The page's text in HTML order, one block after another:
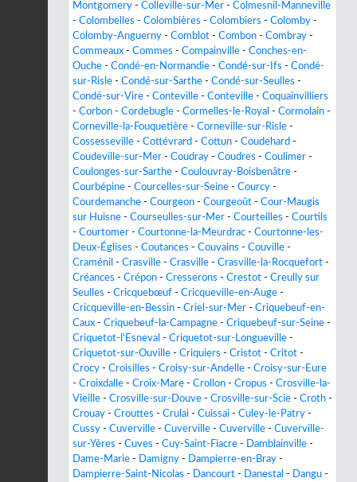
Montgomery - Colleville-sur-Mer - Colmesnil-Manneville
- Colombelles - Colombières - Colombiers - Colomby -
Colomby-Anguerny - Comblot - Combon - Combray -
Commeaux - Commes - Compainville - Conches-en-
Ouche - Condé-en-Normandie - Condé-sur-Ifs - Condé-
sur-Risle - Condé-sur-Sarthe - Condé-sur-Seulles -
Condé-sur-Vire - Conteville - Conteville - Coquainvilliers
- Corbon - Cordebugle - Cormelles-le-Royal - Cormolain -
Corneville-la-Fouquetière - Corneville-sur-Risle -
Cossesseville - Cottévrard - Cottun - Coudehard -
Coudeville-sur-Mer - Coudray - Coudres - Coulimer -
Coulonges-sur-Sarthe - Coulouvray-Boisbenâtre -
Courbépine - Courcelles-sur-Seine - Courcy -
Courdemanche - Courgeon - Courgeoût - Cour-Maugis
sur Huisne - Courseulles-sur-Mer - Courteilles - Courtils
- Courtomer - Courtonne-la-Meurdrac - Courtonne-les-
Deux-Églises - Coutances - Couvains - Couville -
Craménil - Crasville - Crasville - Crasville-la-Rocquefort -
Créances - Crépon - Cresserons - Crestot - Creully sur
Seulles - Cricquebœuf - Cricqueville-en-Auge -
Cricqueville-en-Bessin - Criel-sur-Mer - Criquebeuf-en-
Caux - Criquebeuf-la-Campagne - Criquebeuf-sur-Seine -
Criquetot-l'Esneval - Criquetot-sur-Longueville -
Criquetot-sur-Ouville - Criquiers - Cristot - Critot -
Crocy - Croisilles - Croisy-sur-Andelle - Croisy-sur-Eure
- Croixdalle - Croix-Mare - Crollon - Cropus - Crosville-la-
Vieille - Crosville-sur-Douve - Crosville-sur-Scie - Croth -
Crouay - Crouttes - Crulai - Cuissai - Culey-le-Patry -
Cussy - Cuverville - Cuverville - Cuverville - Cuverville-
sur-Yères - Cuves - Cuy-Saint-Fiacre - Damblainville -
Dame-Marie - Damigny - Dampierre-en-Bray -
Dampierre-Saint-Nicolas - Dancourt - Danestal - Dangu -